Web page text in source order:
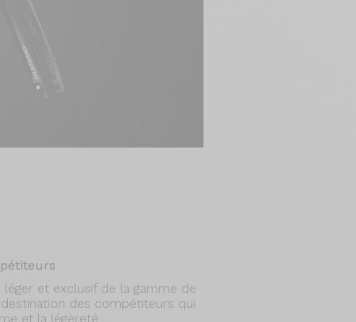
et exclusif de la gamme de
des compétiteurs qui
et la légèreté.